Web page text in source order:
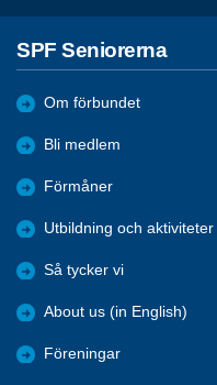
SPF Seniorerna
Om förbundet
Bli medlem
Förmåner
Utbildning och aktiviteter
Så tycker vi
About us (in English)
Föreningar